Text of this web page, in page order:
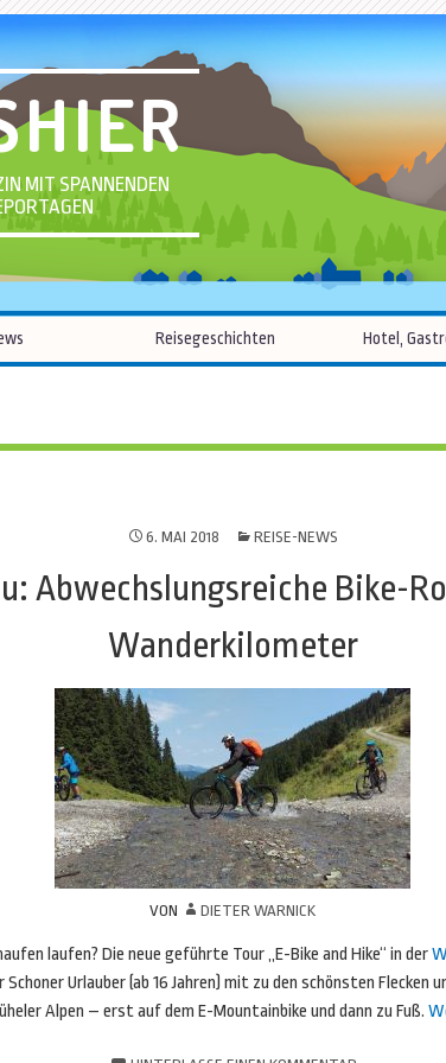
MIT SPANNENDEN
Reisegeschichten Hotel,
6. MAI 2018 REISE-NEWS
Abwechslungsreiche Bike-
Wanderkilometer
VON DIETER WARNICK
laufen? Die neue geführte Tour „E-Bike and Hike“ in der
Urlauber (ab 16 Jahren) mit zu den schönsten Flecken
Alpen – erst auf dem E-Mountainbike und dann zu Fuß.